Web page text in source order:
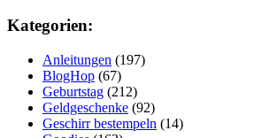
Kategorien:
Anleitungen (197)
BlogHop (67)
Geburtstag (212)
Geldgeschenke (92)
Geschirr bestempeln (14)